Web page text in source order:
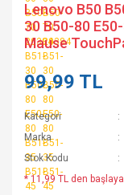
Lenovo B50
30 B50-80
Mause
99,99 TL
Kategori
Marka
Stok Kodu
* 11,99 TL den